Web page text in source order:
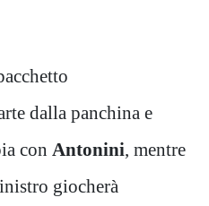
dalla panchina e
con Antonini, mentre
giocherà